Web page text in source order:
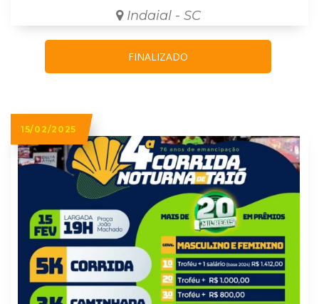
Indaial - SC
FINALIZADO
15/02/2025